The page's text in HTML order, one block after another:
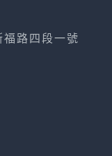
路四段一號